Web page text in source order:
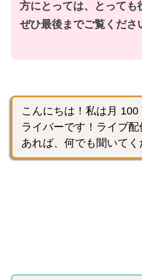
方にとっては、とっても
ぜひ最後までご覧くださ
こんにちは！私は月
ライバーです！ライブ
あれば、何でも聞いてく